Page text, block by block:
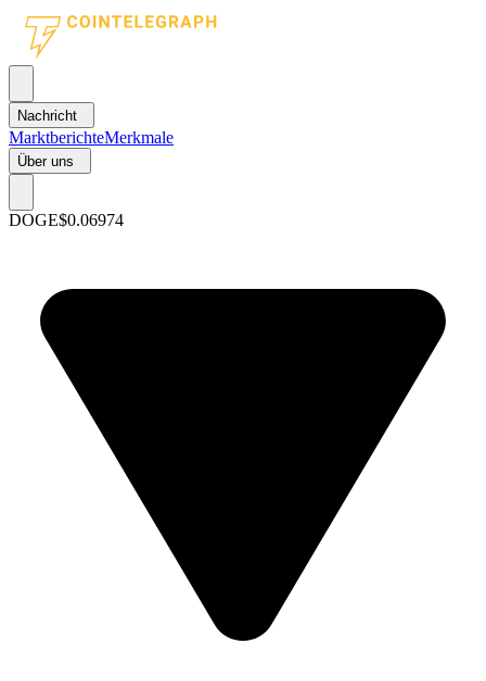
Nachricht
MarktberichteMerkmale
Über uns
DOGE$0.06974